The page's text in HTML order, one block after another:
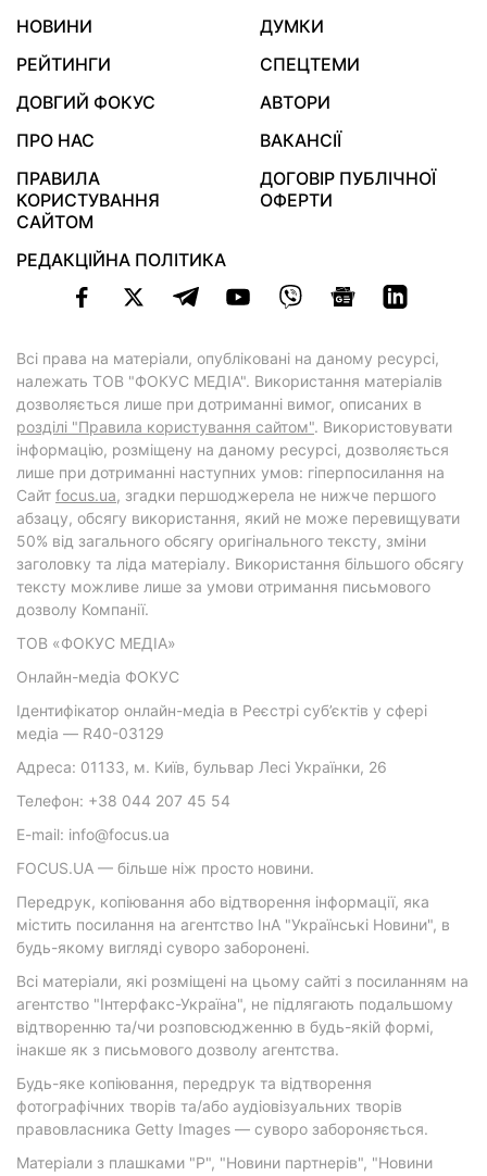
НОВИНИ
ДУМКИ
РЕЙТИНГИ
СПЕЦТЕМИ
ДОВГИЙ ФОКУС
АВТОРИ
ПРО НАС
ВАКАНСІЇ
ПРАВИЛА
КОРИСТУВАННЯ
САЙТОМ
ДОГОВІР ПУБЛІЧНОЇ
ОФЕРТИ
РЕДАКЦІЙНА ПОЛІТИКА
Всі права на матеріали, опубліковані на даному ресурсі,
належать ТОВ "ФОКУС МЕДІА". Використання матеріалів
дозволяється лише при дотриманні вимог, описаних в
розділі "Правила користування сайтом". Використовувати
інформацію, розміщену на даному ресурсі, дозволяється
лише при дотриманні наступних умов: гіперпосилання на
Cайт focus.ua, згадки першоджерела не нижче першого
абзацу, обсягу використання, який не може перевищувати
50% від загального обсягу оригінального тексту, зміни
заголовку та ліда матеріалу. Використання більшого обсягу
тексту можливе лише за умови отримання письмового
дозволу Компанії.
ТОВ «ФОКУС МЕДІА»
Онлайн-медіа ФОКУС
Ідентифікатор онлайн-медіа в Реєстрі суб’єктів у сфері
медіа — R40-03129
Адреса: 01133, м. Київ, бульвар Лесі Українки, 26
Телефон: +38 044 207 45 54
E-mail: info@focus.ua
FOCUS.UA — більше ніж просто новини.
Передрук, копіювання або відтворення інформації, яка
містить посилання на агентство ІнА "Українські Новини", в
будь-якому вигляді суворо заборонені.
Всі матеріали, які розміщені на цьому сайті з посиланням на
агентство "Інтерфакс-Україна", не підлягають подальшому
відтворенню та/чи розповсюдженню в будь-якій формі,
інакше як з письмового дозволу агентства.
Будь-яке копіювання, передрук та відтворення
фотографічних творів та/або аудіовізуальних творів
правовласника Getty Images — суворо забороняється.
Матеріали з плашками "Р", "Новини партнерів", "Новини